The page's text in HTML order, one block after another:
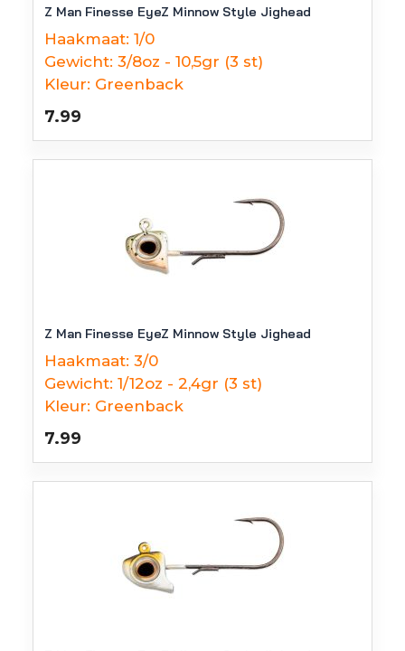
Z Man Finesse EyeZ Minnow Style Jighead
Haakmaat: 1/0
Gewicht: 3/8oz - 10,5gr (3 st)
Kleur: Greenback
7.99
Z Man Finesse EyeZ Minnow Style Jighead
Haakmaat: 3/0
Gewicht: 1/12oz - 2,4gr (3 st)
Kleur: Greenback
7.99